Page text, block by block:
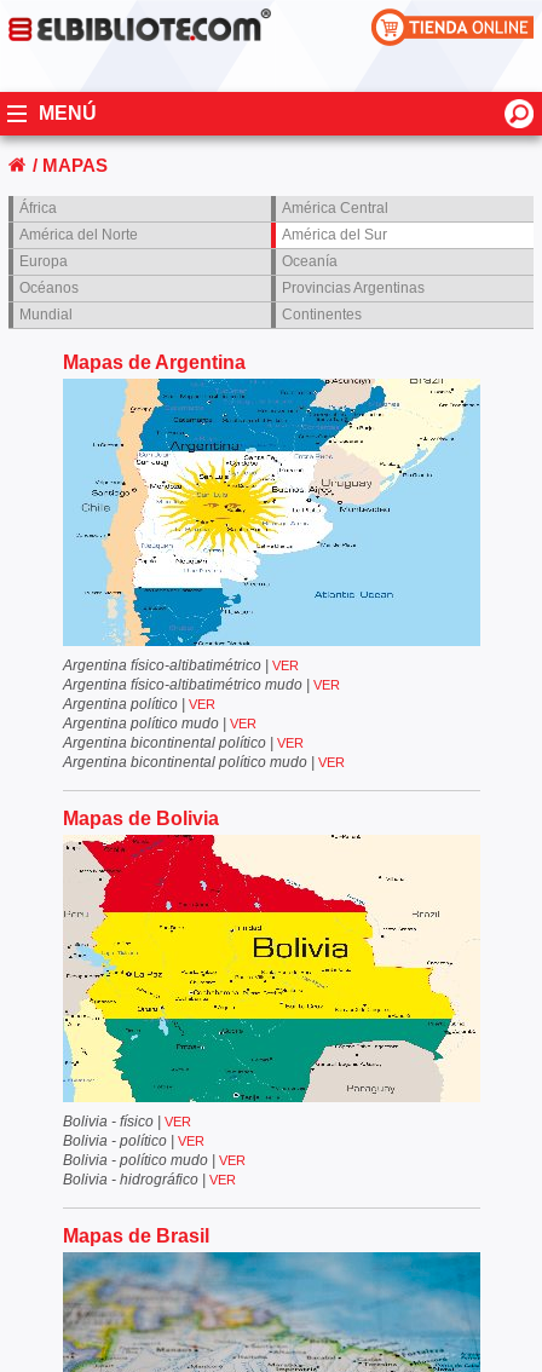
MENÚ
/ MAPAS
África
América Central
América del Norte
América del Sur
Europa
Oceanía
Océanos
Provincias Argentinas
Mundial
Continentes
Mapas de Argentina
Argentina físico-altibatimétrico| VER
Argentina físico-altibatimétrico mudo| VER
Argentina político| VER
Argentina político mudo| VER
Argentina bicontinental político| VER
Argentina bicontinental político mudo| VER
Mapas de Bolivia
Bolivia - físico| VER
Bolivia - político| VER
Bolivia - político mudo| VER
Bolivia - hidrográfico| VER
Mapas de Brasil